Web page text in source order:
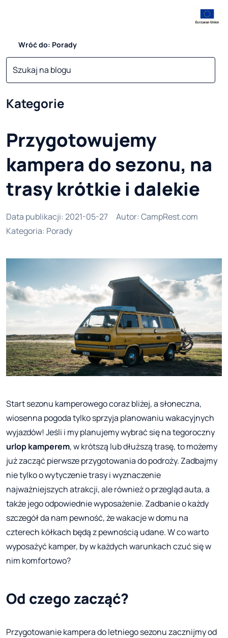
Wróć do: Porady
Kategorie
Przygotowujemy
kampera do sezonu, na
trasy krótkie i dalekie
Data publikacji: 2021-05-27 Autor: CampRest.com
Kategoria: Porady
Start sezonu kamperowego coraz bliżej, a słoneczna,
wiosenna pogoda tylko sprzyja planowaniu wakacyjnych
wyjazdów! Jeśli i my planujemy wybrać się na tegoroczny
urlop kamperem, w krótszą lub dłuższą trasę, to możemy
już zacząć pierwsze przygotowania do podroży. Zadbajmy
nie tylko o wytyczenie trasy i wyznaczenie
najważniejszych atrakcji, ale również o przegląd auta, a
także jego odpowiednie wyposażenie. Zadbanie o każdy
szczegół da nam pewność, że wakacje w domu na
czterech kółkach będą z pewnością udane. W co warto
wyposażyć kamper, by w każdych warunkach czuć się w
nim komfortowo?
Od czego zacząć?
Przygotowanie kampera do letniego sezonu zacznijmy od